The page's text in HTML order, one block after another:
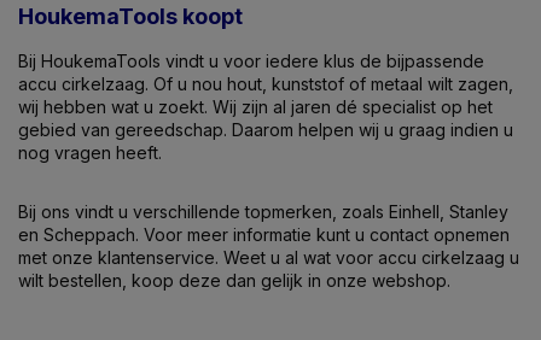
HoukemaTools koopt
Bij HoukemaTools vindt u voor iedere klus de bijpassende
accu cirkelzaag. Of u nou hout, kunststof of metaal wilt zagen,
wij hebben wat u zoekt. Wij zijn al jaren dé specialist op het
gebied van gereedschap. Daarom helpen wij u graag indien u
nog vragen heeft.
Bij ons vindt u verschillende topmerken, zoals Einhell, Stanley
en Scheppach. Voor meer informatie kunt u contact opnemen
met onze klantenservice. Weet u al wat voor accu cirkelzaag u
wilt bestellen, koop deze dan gelijk in onze webshop.